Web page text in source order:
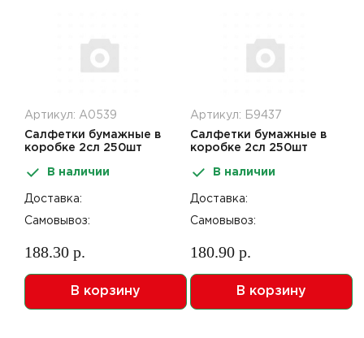
Артикул: А0539
Салфетки бумажные в
коробке 2сл 250шт
FestivalВ наличии
Доставка:
Самовывоз:
188.30 р.
В корзину
Артикул: Б9437
Салфетки бумажные в
коробке 2сл 250шт
В наличии
Доставка:
Самовывоз:
180.90 р.
В корзину